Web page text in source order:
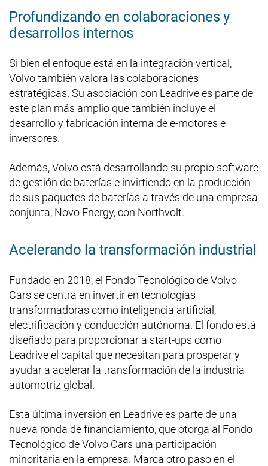
Profundizando en colaboraciones y
desarrollos internos
Si bien el enfoque está en la integración vertical,
Volvo también valora las colaboraciones
estratégicas. Su asociación con Leadrive es parte de
este plan más amplio que también incluye el
desarrollo y fabricación interna de e-motores e
inversores.
Además, Volvo está desarrollando su propio software
de gestión de baterías e invirtiendo en la producción
de sus paquetes de baterías a través de una empresa
conjunta, Novo Energy, con Northvolt.
Acelerando la transformación industrial
Fundado en 2018, el Fondo Tecnológico de Volvo
Cars se centra en invertir en tecnologías
transformadoras como inteligencia artificial,
electrificación y conducción autónoma. El fondo está
diseñado para proporcionar a start-ups como
Leadrive el capital que necesitan para prosperar y
ayudar a acelerar la transformación de la industria
automotriz global.
Esta última inversión en Leadrive es parte de una
nueva ronda de financiamiento, que otorga al Fondo
Tecnológico de Volvo Cars una participación
minoritaria en la empresa. Marca otro paso en el